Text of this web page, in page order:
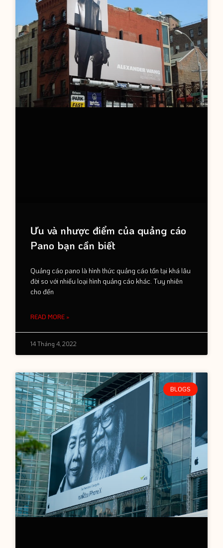
Ưu và nhược điểm của quảng cáo
Pano bạn cần biết
Quảng cáo pano là hình thức quảng cáo tồn tại khá lâu
đời so với nhiều loại hình quảng cáo khác. Tuy nhiên
cho đến
READ MORE »
14 Tháng 4, 2022
BLOGS